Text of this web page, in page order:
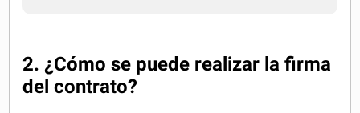
2. ¿Cómo se puede realizar la firma
del contrato?